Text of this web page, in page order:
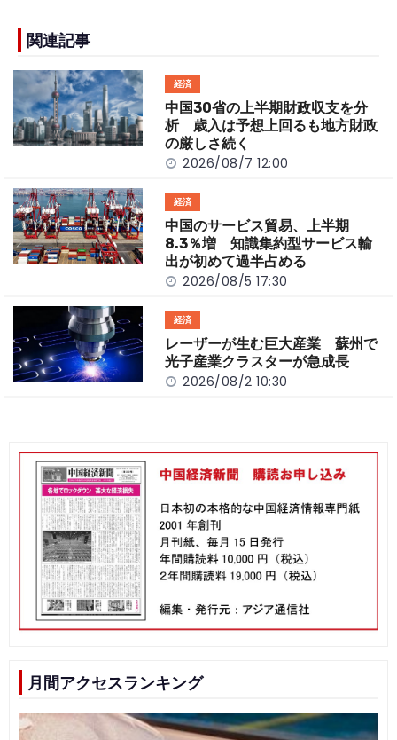
e
b
o
o
k
n
k
関連記事
経済
中国30省の上半期財政収支を分
析 歳入は予想上回るも地方財政
の厳しさ続く
2026/08/7 12:00
経済
中国のサービス貿易、上半期
8.3％増 知識集約型サービス輸
出が初めて過半占める
2026/08/5 17:30
経済
レーザーが生む巨大産業 蘇州で
光子産業クラスターが急成長
2026/08/2 10:30
月間アクセスランキング